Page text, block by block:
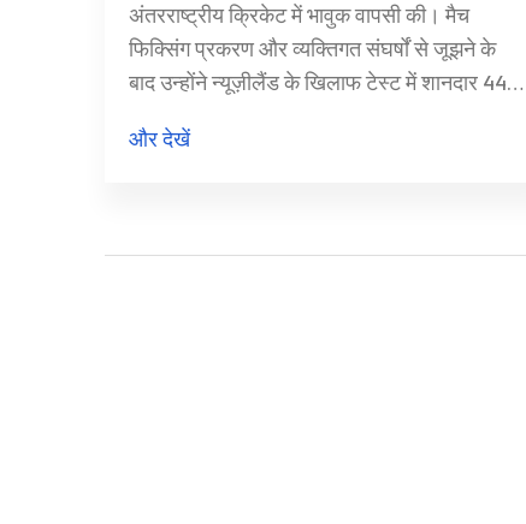
अंतरराष्ट्रीय क्रिकेट में भावुक वापसी की। मैच
फिक्सिंग प्रकरण और व्यक्तिगत संघर्षों से जूझने के
बाद उन्होंने न्यूज़ीलैंड के खिलाफ टेस्ट में शानदार 44
और देखें